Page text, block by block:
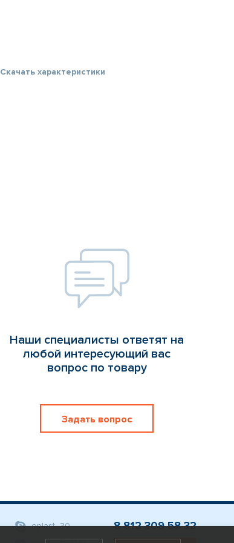
Скачать характеристики
Наши специалисты ответят на
любой интересующий вас
вопрос по товару
Задать вопрос
eplast_30
8 812 309 58 32